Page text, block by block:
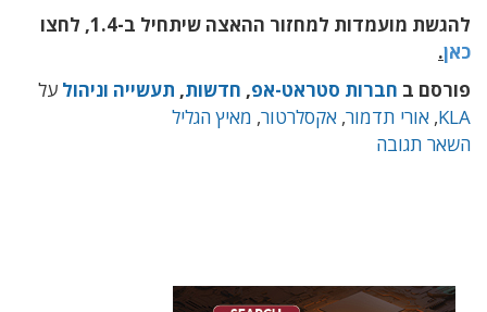
להגשת מועמדות למחזור ההאצה שיתחיל ב-1.4, לחצו
כאן.
פורסם ב חברות סטראט-אפ, חדשות, תעשייה וניהול על
KLA
, אורי תדמור, אקסלרטור, מאיץ הגליל
השאר תגובה